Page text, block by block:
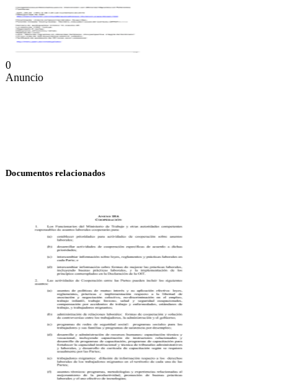
0
Anuncio
Documentos relacionados